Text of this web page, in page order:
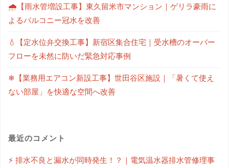
🌧【雨水管増設工事】東久留米市マンション｜ゲリラ豪雨に
よるバルコニー冠水を改善
💧【定水位弁交換工事】新宿区集合住宅｜受水槽のオーバー
フローを未然に防いだ緊急対応事例
❄【業務用エアコン新設工事】世田谷区施設｜「暑くて使え
ない部屋」を快適な空間へ改善
最近のコメント
⚡ 排水不良と漏水が同時発生！？｜電気温水器排水管修理事